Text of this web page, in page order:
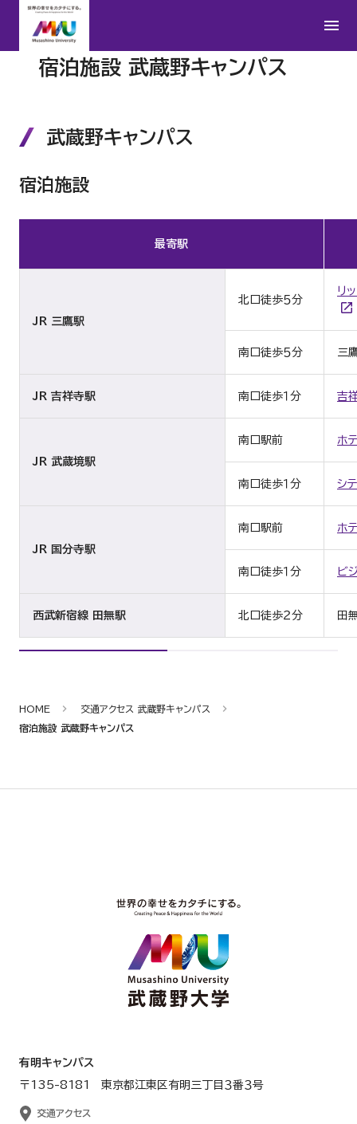
宿泊施設 武蔵野キャンパス
武蔵野キャンパス
宿泊施設
最寄駅
JR 三鷹駅
北口徒歩５分
リ
南口徒歩５分 三
JR 吉祥寺駅 南口徒歩１分 吉
JR 武蔵境駅
南口駅前 ホ
南口徒歩１分 シ
JR 国分寺駅
南口駅前 ホ
南口徒歩１分 ビ
西武新宿線 田無駅 北口徒歩２分 田
HOME
交通アクセス 武蔵野キャンパス
宿泊施設 武蔵野キャンパス
有明キャンパス
〒135-8181 東京都江東区有明三丁目３番３号
交通アクセス